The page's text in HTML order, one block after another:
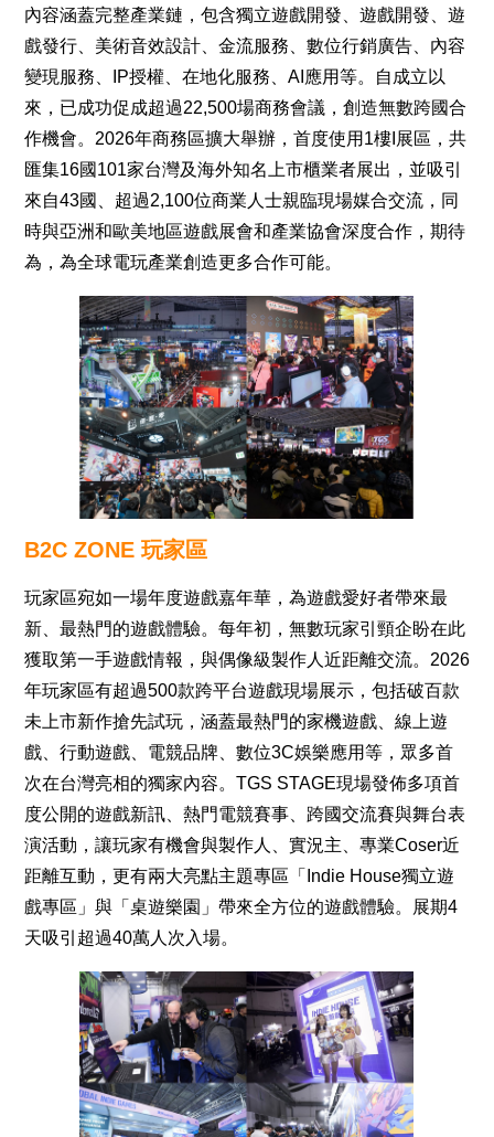
內容涵蓋完整產業鏈，包含獨立遊戲開發、遊戲開發、遊
戲發行、美術音效設計、金流服務、數位行銷廣告、內容
變現服務、IP授權、在地化服務、AI應用等。自成立以
來，已成功促成超過22,500場商務會議，創造無數跨國合
作機會。2026年商務區擴大舉辦，首度使用1樓I展區，共
匯集16國101家台灣及海外知名上市櫃業者展出，並吸引
來自43國、超過2,100位商業人士親臨現場媒合交流，同
時與亞洲和歐美地區遊戲展會和產業協會深度合作，期待
為，為全球電玩產業創造更多合作可能。
B2C ZONE 玩家區
玩家區宛如一場年度遊戲嘉年華，為遊戲愛好者帶來最
新、最熱門的遊戲體驗。每年初，無數玩家引頸企盼在此
獲取第一手遊戲情報，與偶像級製作人近距離交流。2026
年玩家區有超過500款跨平台遊戲現場展示，包括破百款
未上市新作搶先試玩，涵蓋最熱門的家機遊戲、線上遊
戲、行動遊戲、電競品牌、數位3C娛樂應用等，眾多首
次在台灣亮相的獨家內容。TGS STAGE現場發佈多項首
度公開的遊戲新訊、熱門電競賽事、跨國交流賽與舞台表
演活動，讓玩家有機會與製作人、實況主、專業Coser近
距離互動，更有兩大亮點主題專區「Indie House獨立遊
戲專區」與「桌遊樂園」帶來全方位的遊戲體驗。展期4
天吸引超過40萬人次入場。